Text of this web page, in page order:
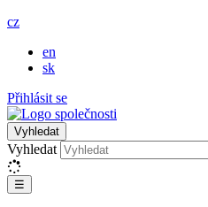
cz
en
sk
Přihlásit se
Vyhledat
Vyhledat
☰